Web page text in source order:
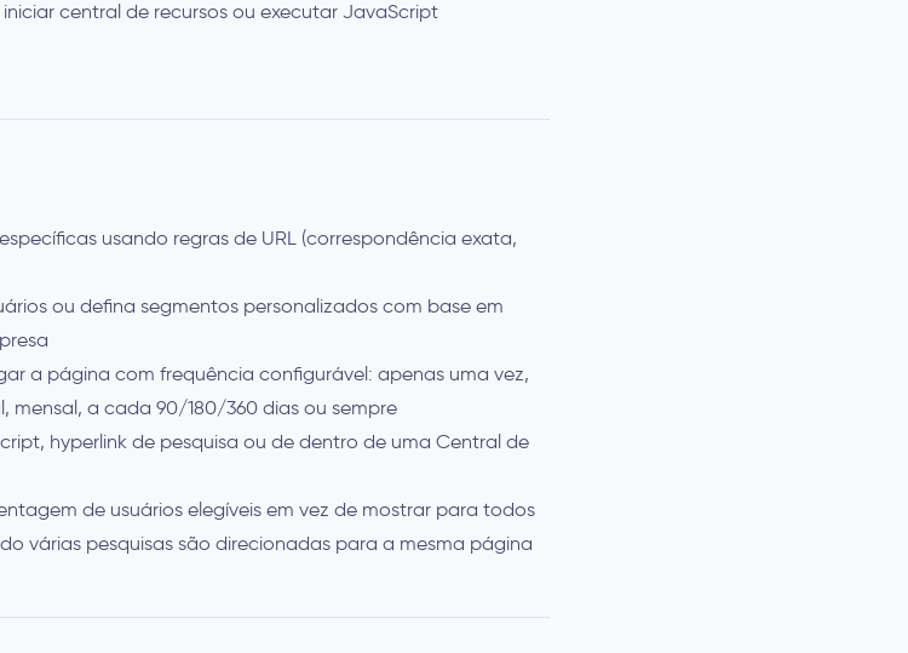
central de recursos ou executar JavaScript
usando regras de URL (correspondência exata,
ou defina segmentos personalizados com base em
a página com frequência configurável: apenas uma vez,
mensal, a cada 90/180/360 dias ou sempre
hyperlink de pesquisa ou de dentro de uma Central de
de usuários elegíveis em vez de mostrar para todos
várias pesquisas são direcionadas para a mesma página